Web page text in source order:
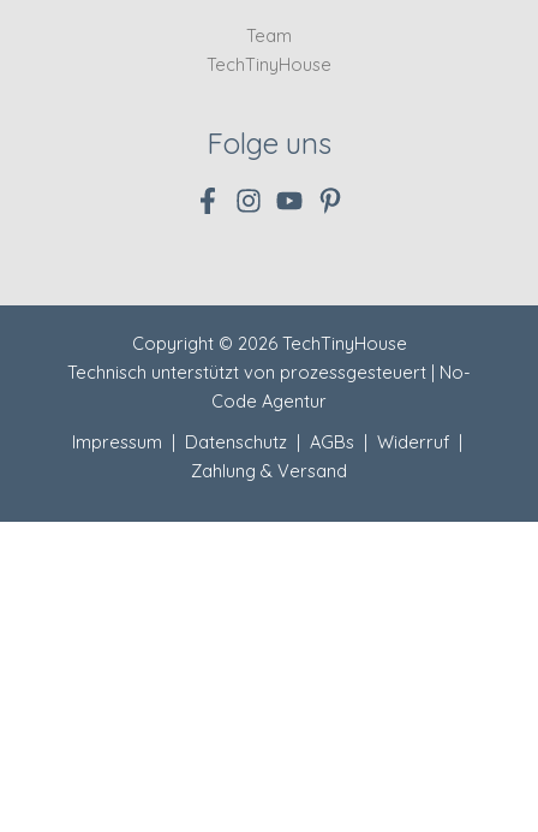
Team
TechTinyHouse
Folge uns
Copyright © 2026 TechTinyHouse
Technisch unterstützt von prozessgesteuert | No-
Code Agentur
Impressum | Datenschutz| AGBs | Widerruf|
Zahlung & Versand